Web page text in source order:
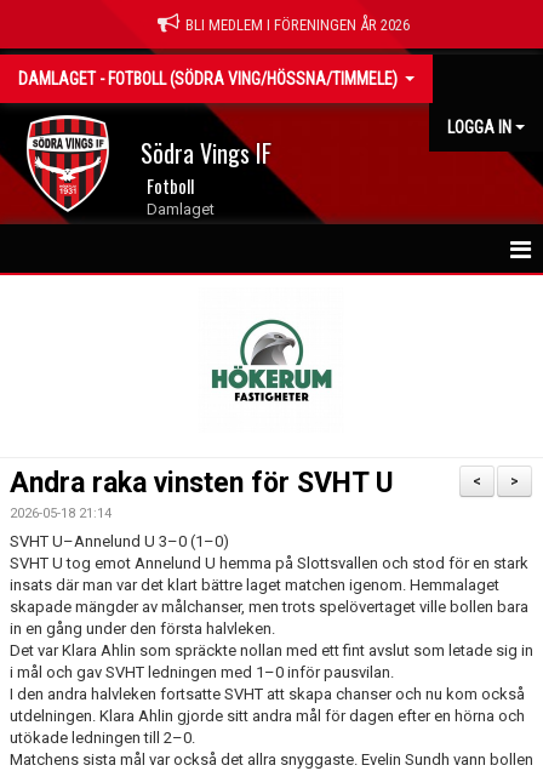
BLI MEDLEM I FÖRENINGEN ÅR 2026
DAMLAGET - FOTBOLL (SÖDRA VING/HÖSSNA/TIMMELE)
LOGGA IN
Södra Vings IF
Fotboll
Damlaget
TRUPPEN
KONTAKT
>
<
Andra raka vinsten för SVHT U
2026-05-18 21:14
SVHT U–Annelund U 3–0 (1–0)
SVHT U tog emot Annelund U hemma på Slottsvallen och stod för en stark
insats där man var det klart bättre laget matchen igenom. Hemmalaget
skapade mängder av målchanser, men trots spelövertaget ville bollen bara
in en gång under den första halvleken.
Det var Klara Ahlin som spräckte nollan med ett fint avslut som letade sig in
i mål och gav SVHT ledningen med 1–0 inför pausvilan.
I den andra halvleken fortsatte SVHT att skapa chanser och nu kom också
utdelningen. Klara Ahlin gjorde sitt andra mål för dagen efter en hörna och
utökade ledningen till 2–0.
Matchens sista mål var också det allra snyggaste. Evelin Sundh vann bollen